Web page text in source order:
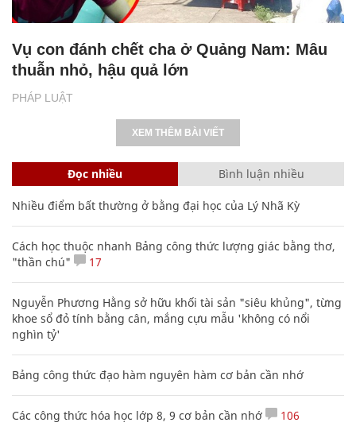
PHÁP LUẬT
Vụ con đánh chết cha ở Quảng Nam: Mâu
thuẫn nhỏ, hậu quả lớn
XEM THÊM BÀI VIẾT
Đọc nhiều Bình luận nhiều
Nhiều điểm bất thường ở bằng đại học của Lý Nhã Kỳ
Cách học thuộc nhanh Bảng công thức lượng giác bằng thơ,
"thần chú"
17
Nguyễn Phương Hằng sở hữu khối tài sản "siêu khủng", từng
khoe sổ đỏ tính bằng cân, mắng cựu mẫu 'không có nổi
nghìn tỷ'
Bảng công thức đạo hàm nguyên hàm cơ bản cần nhớ
Các công thức hóa học lớp 8, 9 cơ bản cần nhớ 106